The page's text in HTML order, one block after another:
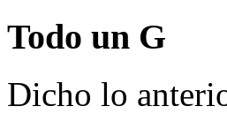
Todo un G
Dicho lo